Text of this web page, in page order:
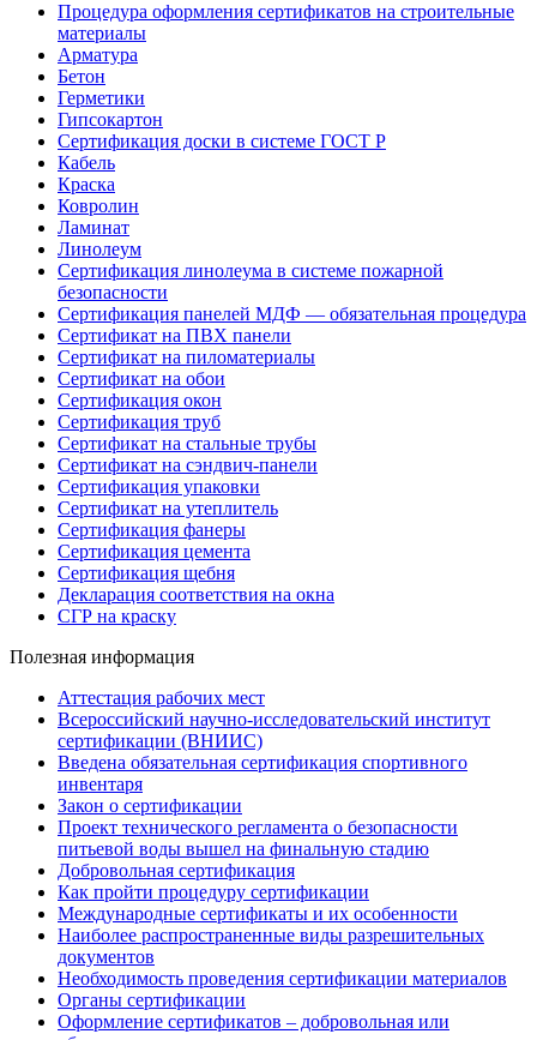
Процедура оформления сертификатов на строительные
материалы
Арматура
Бетон
Герметики
Гипсокартон
Сертификация доски в системе ГОСТ Р
Кабель
Краска
Ковролин
Ламинат
Линолеум
Сертификация линолеума в системе пожарной
безопасности
Сертификация панелей МДФ — обязательная процедура
Сертификат на ПВХ панели
Сертификат на пиломатериалы
Сертификат на обои
Сертификация окон
Сертификация труб
Сертификат на стальные трубы
Сертификат на сэндвич-панели
Сертификация упаковки
Сертификат на утеплитель
Сертификация фанеры
Сертификация цемента
Сертификация щебня
Декларация соответствия на окна
СГР на краску
Полезная информация
Аттестация рабочих мест
Всероссийский научно-исследовательский институт
сертификации (ВНИИС)
Введена обязательная сертификация спортивного
инвентаря
Закон о сертификации
Проект технического регламента о безопасности
питьевой воды вышел на финальную стадию
Добровольная сертификация
Как пройти процедуру сертификации
Международные сертификаты и их особенности
Наиболее распространенные виды разрешительных
документов
Необходимость проведения сертификации материалов
Органы сертификации
Оформление сертификатов – добровольная или